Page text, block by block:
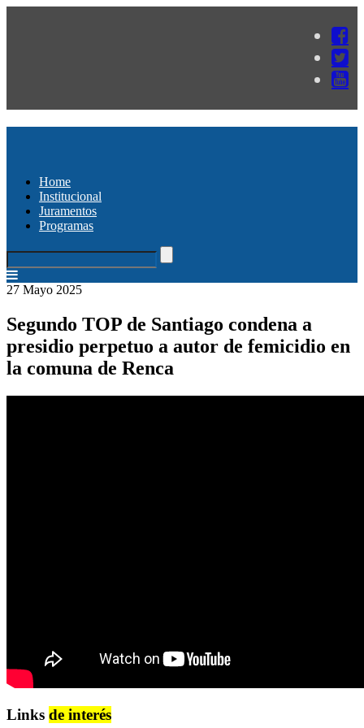
Home
Institucional
Juramentos
Programas
27 Mayo 2025
Segundo TOP de Santiago condena a
presidio perpetuo a autor de femicidio en
la comuna de Renca
Links de interés